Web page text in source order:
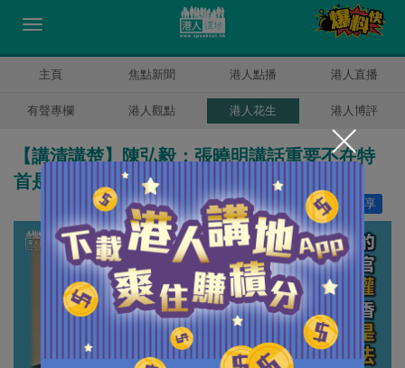
主頁 焦點新聞 港人點播 港人直播
有聲專欄 港人觀點 港人花生 港人博評
【講清講楚】陳弘毅：張曉明講話重要不在特
首是否「超然」於三個權力機關
分享
讚好 0